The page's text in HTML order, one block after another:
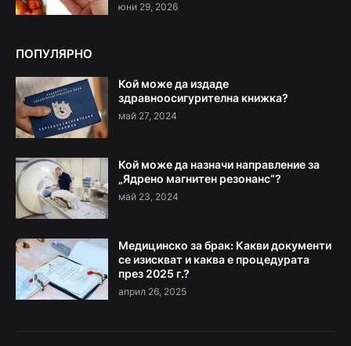
юни 29, 2026
ПОПУЛЯРНО
Кой може да издаде
здравноосигурителна книжка?
май 27, 2024
Кой може да назначи направление за
„Ядрено магнитен резонанс“?
май 23, 2024
Медицинско за брак: Какви документи
се изискват и каква е процедурата
през 2025 г.?
април 26, 2025